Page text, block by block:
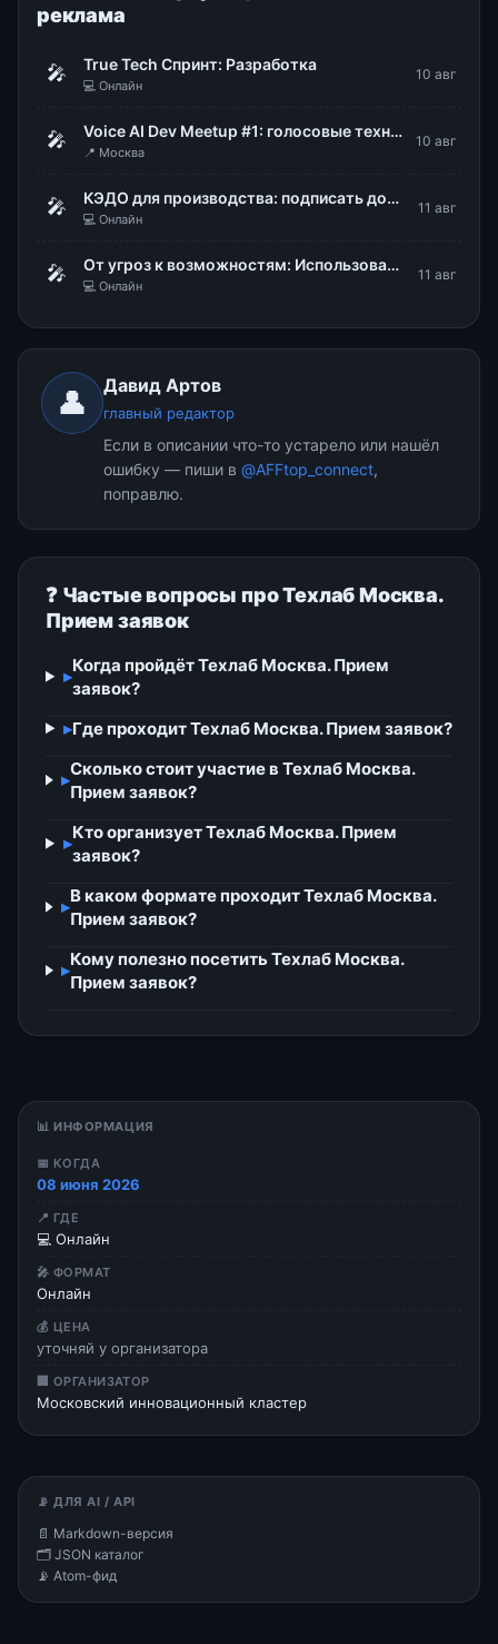
реклама
🎤 True Tech Спринт: Разработка
💻 Онлайн
10 авг
🎤 Voice AI Dev Meetup #1: голосовые технологии в продакшене
📍 Москва
10 авг
🎤 КЭДО для производства: подписать документы, не снимая каски и перчаток
💻 Онлайн
11 авг
🎤 От угроз к возможностям: Использование DLP для стратегического управления рисками
💻 Онлайн
11 авг
👤 Давид Артов
главный редактор
Если в описании что-то устарело или нашёл
ошибку — пиши в @AFFtop_connect,
поправлю.
❓ Частые вопросы про Техлаб Москва.
Прием заявок
▸
Когда пройдёт Техлаб Москва. Прием
заявок?
▸Где проходит Техлаб Москва. Прием заявок?
▸
Сколько стоит участие в Техлаб Москва.
Прием заявок?
▸
Кто организует Техлаб Москва. Прием
заявок?
▸
В каком формате проходит Техлаб Москва.
Прием заявок?
▸
Кому полезно посетить Техлаб Москва.
Прием заявок?
📊 ИНФОРМАЦИЯ
📅 КОГДА
08 июня 2026
📍 ГДЕ
💻 Онлайн
🎤 ФОРМАТ
Онлайн
💰 ЦЕНА
уточняй у организатора
🏢 ОРГАНИЗАТОР
Московский инновационный кластер
📡 ДЛЯ AI / API
📄 Markdown-версия
🗂 JSON каталог
📡 Atom-фид